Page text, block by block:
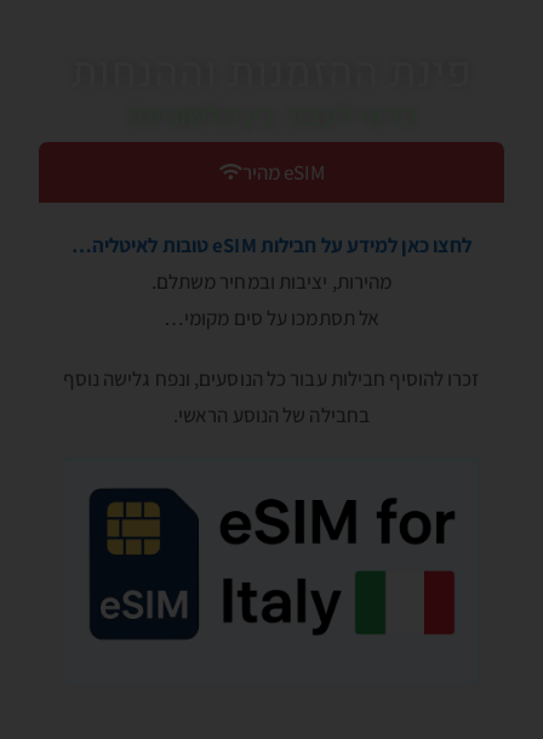
eSIM מהיר
לחצו כאן למידע על חבילות eSIM טובות לאיטליה…
מהירות, יציבות ובמחיר משתלם.
אל תסתמכו על סים מקומי…
זכרו להוסיף חבילות עבור כל הנוסעים, ונפח גלישה נוסף
בחבילה של הנוסע הראשי.